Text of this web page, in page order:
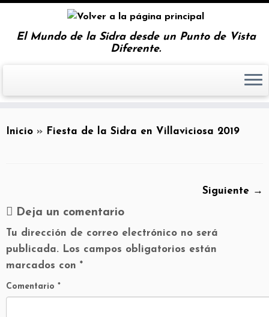
El Mundo de la Sidra desde un Punto de Vista
Diferente.
Inicio » Fiesta de la Sidra en Villaviciosa 2019
Siguiente →
Deja un comentario
Tu dirección de correo electrónico no será
publicada. Los campos obligatorios están
marcados con *
Comentario *